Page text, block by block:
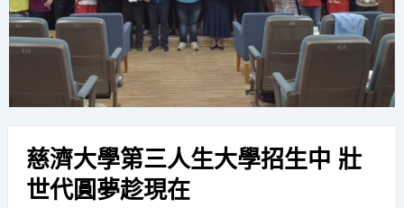
慈濟大學第三人生大學招生中 壯
世代圓夢趁現在